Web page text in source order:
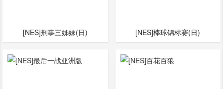
[NES]刑事三姊妹(日) [NES]棒球锦标赛(日)